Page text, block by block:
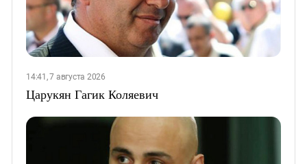
14:41, 7 августа 2026
Царукян Гагик Коляевич